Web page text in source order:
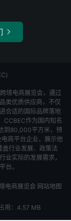

境电商展览会，通过
类优质供应商，不仅
合适的国际品牌落地
CCBEC作为国内知名
到80,000平方米，预
商平台企业，展示他
行业发展、政策法
业实际的发展需求，
台。
电商展览会 网站地图
用：4.57 MB